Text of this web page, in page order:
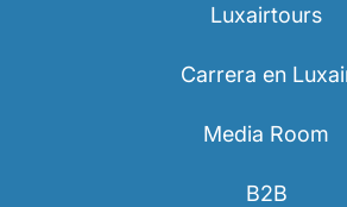
Luxairtours
Carrera en
Media Room
B2B